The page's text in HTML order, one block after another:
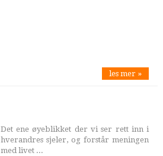
les mer »
Det ene øyeblikket der vi ser rett inn i
hverandres sjeler, og forstår meningen
med livet ...